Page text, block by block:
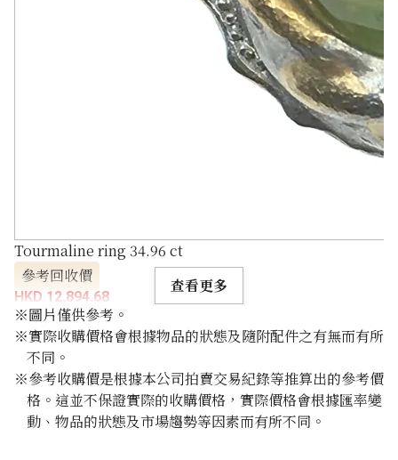
Tourmaline ring 34.96 ct
參考回收價
HKD 12,894.68
查看更多
※圖片僅供參考。
※實際收購價格會根據物品的狀態及隨附配件之有無而有所
不同。
※參考收購價是根據本公司拍賣交易紀錄等推算出的參考價
格。這並不保證實際的收購價格，實際價格會根據匯率變
動、物品的狀態及市場趨勢等因素而有所不同。